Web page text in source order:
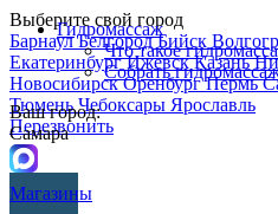
Выберите свой город
БарнаулБелгородБийск
ЕкатеринбургИжевскКазань
НовосибирскОренбургПермь
ТюменьЧебоксары Ярославль
Перезвонить
Гидромассаж
Что такое
Собрать
Ваш город:
Самара
Магазины